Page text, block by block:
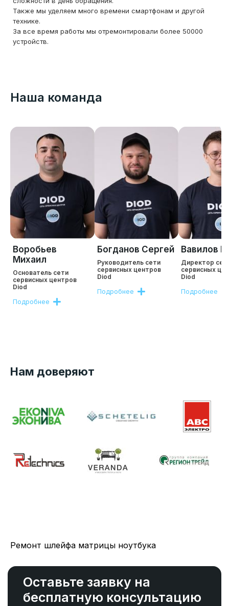
Также мы уделяем много времени смартфонам и другой
технике.
За все время работы мы отремонтировали более 50000
устройств.
Наша команда
Воробьев
Михаил
Основатель сети
сервисных центров
Diod
Подробнее
Богданов Сергей
Руководитель сети
сервисных центров
Diod
Подробнее
Вавилов
Директор
сервисных
Diod
Подробнее
Нам доверяют
Ремонт шлейфа матрицы ноутбука
Оставьте заявку на
бесплатную консультацию